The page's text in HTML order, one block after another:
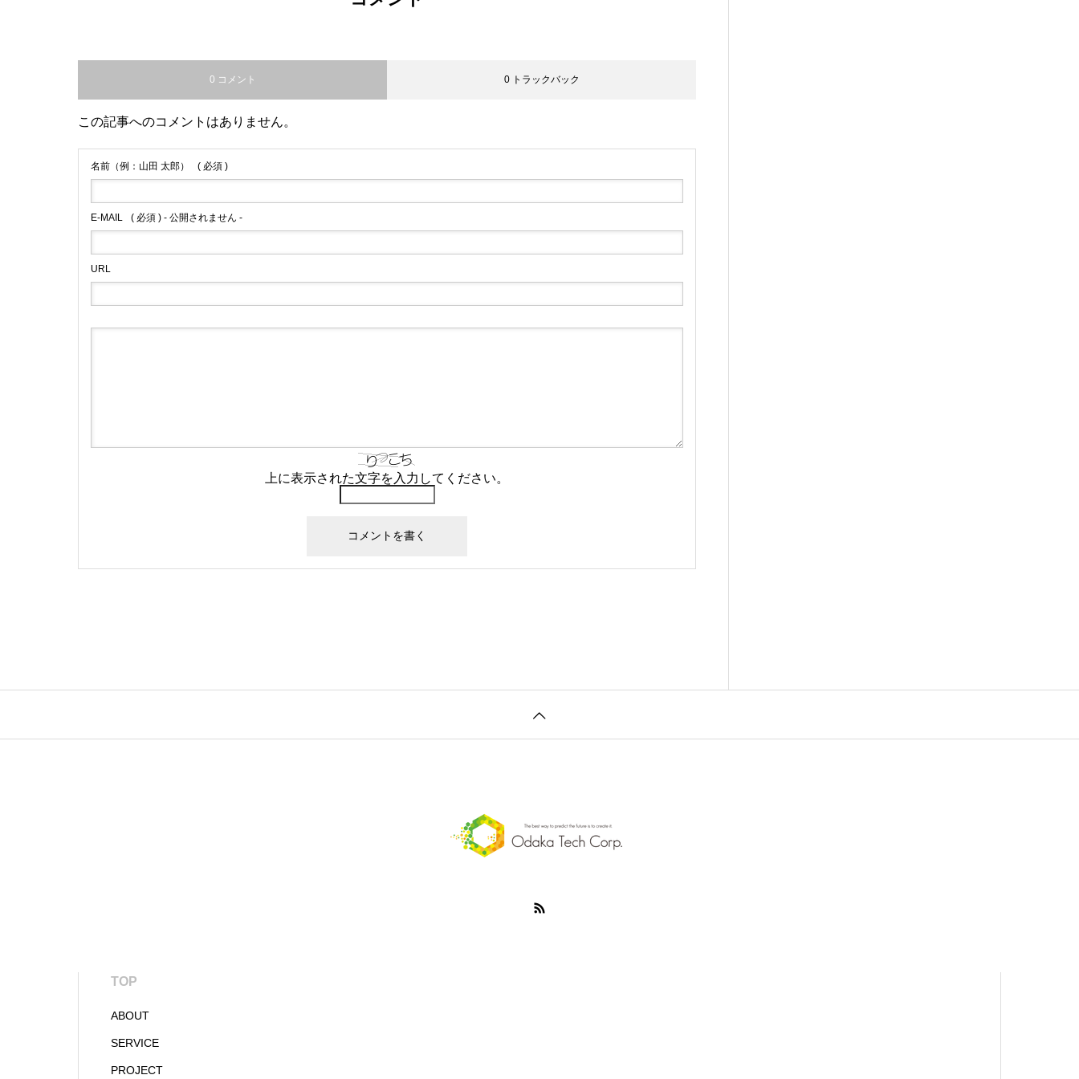
0 コメント 0 トラックバック
この記事へのコメントはありません。
名前（例：山田 太郎） ( 必須 )
E-MAIL ( 必須 ) - 公開されません -
URL
上に表示された文字を入力してください。
TOP
ABOUT
SERVICE
PROJECT